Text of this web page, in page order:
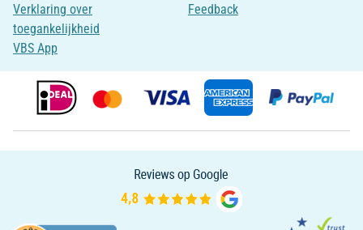
Verklaring over
toegankelijkheid
VBS App
Feedback